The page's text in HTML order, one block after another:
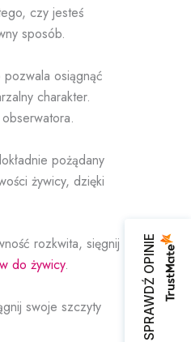
czy jesteś
sposób.
osiągnąć
charakter.
pożądany
żywicy, dzięki
rozkwita, sięgnij
do żywicy.
swoje szczyty
SPRAWDŹ OPINIE